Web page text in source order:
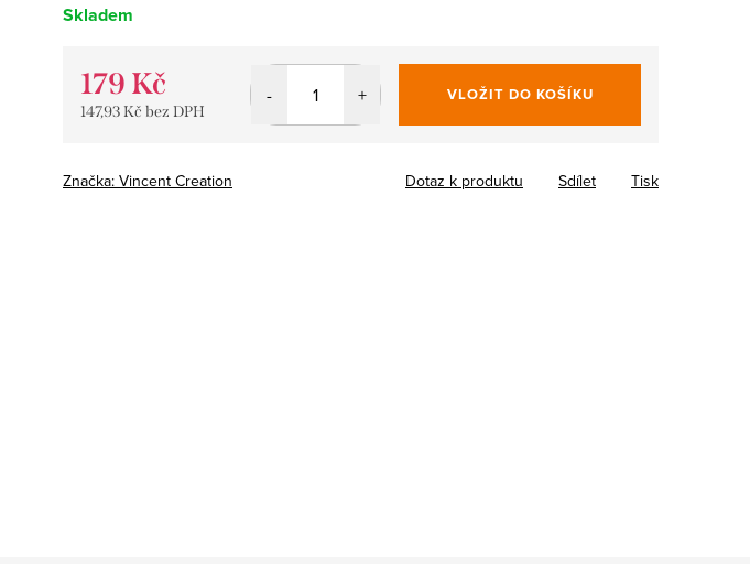
Skladem
179 Kč
147,93 Kč bez DPH
VLOŽIT DO KOŠÍKU
Značka: Vincent Creation Tisk
Dotaz k produktu Sdílet